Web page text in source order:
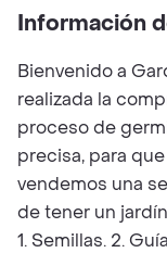
Información
Bienvenido a
realizada la
proceso de
precisa, para
vendemos una
de tener un
1. Semillas. 2.